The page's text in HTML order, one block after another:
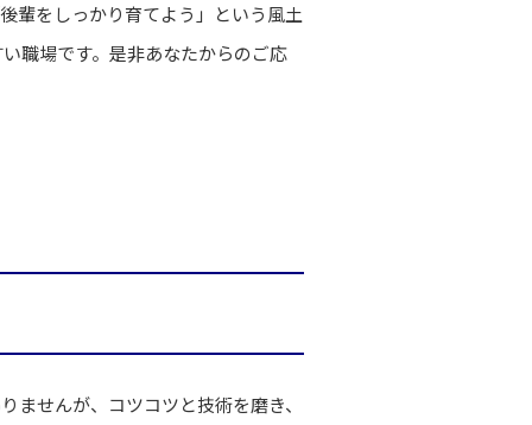
輩をしっかり育てよう」という風土
職場です。是非あなたからのご応
ませんが、コツコツと技術を磨き、